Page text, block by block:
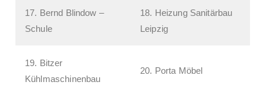
17. Bernd Blindow –
Schule
18. Heizung Sanitärbau
Leipzig
19. Bitzer
Kühlmaschinenbau
20. Porta Möbel